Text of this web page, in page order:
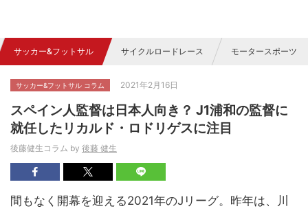
サッカー&フットサル サイクルロードレース モータースポーツ
サッカー&フットサル コラム 2021年2月16日
スペイン人監督は日本人向き？ J1浦和の監督に
就任したリカルド・ロドリゲスに注目
後藤健生コラム by 後藤 健生
間もなく開幕を迎える2021年のJリーグ。昨年は、川